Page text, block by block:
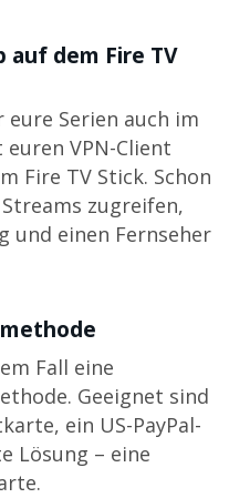
auf dem Fire TV
Serien auch im
VPN-Client
Fire TV Stick. Schon
zugreifen,
und einen Fernseher
Fall eine
Geeignet sind
ein US-PayPal-
Lösung – eine